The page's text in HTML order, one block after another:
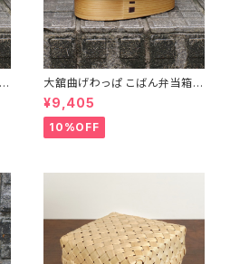
大舘曲げわっぱ こばん弁当箱
（小） りょうび庵 秋田県大舘市
【伝統的工芸品】【民藝品】【ギフ
ト プレゼント】【父の日 お誕生
日】
¥9,405
10%OFF